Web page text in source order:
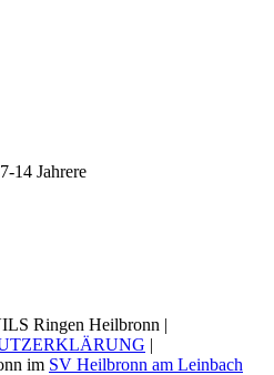
14 Jahrere
Ringen Heilbronn |
|
im SV Heilbronn am Leinbach